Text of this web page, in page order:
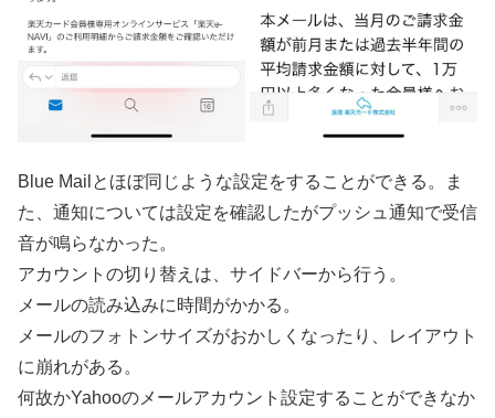
Blue Mailとほぼ同じような設定をすることができる。ま
た、通知については設定を確認したがプッシュ通知で受信
音が鳴らなかった。
アカウントの切り替えは、サイドバーから行う。
メールの読み込みに時間がかかる。
メールのフォトンサイズがおかしくなったり、レイアウト
に崩れがある。
何故かYahooのメールアカウント設定することができなか